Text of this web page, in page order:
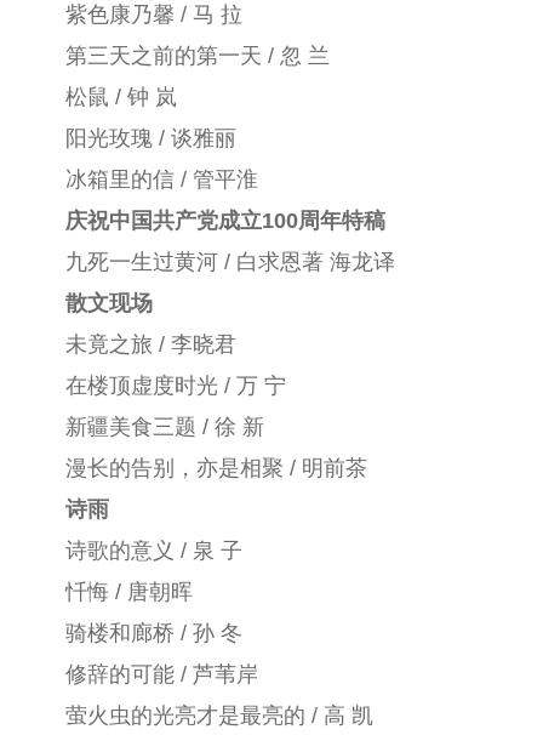
紫色康乃馨 / 马 拉
第三天之前的第一天 / 忽 兰
松鼠 / 钟 岚
阳光玫瑰 / 谈雅丽
冰箱里的信 / 管平淮
庆祝中国共产党成立100周年特稿
九死一生过黄河 / 白求恩著 海龙译
散文现场
未竟之旅 / 李晓君
在楼顶虚度时光 / 万 宁
新疆美食三题 / 徐 新
漫长的告别，亦是相聚 / 明前茶
诗雨
诗歌的意义 / 泉 子
忏悔 / 唐朝晖
骑楼和廊桥 / 孙 冬
修辞的可能 / 芦苇岸
萤火虫的光亮才是最亮的 / 高 凯